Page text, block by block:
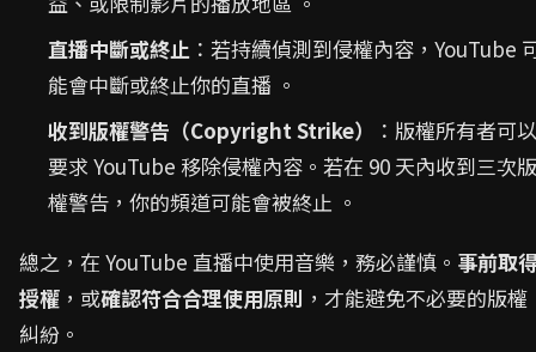
直播中斷或終止 ：若持續偵測到侵權內容，YouTube
能會中斷或終止你的直播 。
收到版權警告（Copyright Strike）
：版權所有者可以
要求 YouTube 移除侵權內容。若在 90 天內收到三次版
權警告，你的頻道可能會被終止 。
總之，在 YouTube 直播中使用音樂，務必謹慎。 事前取
授權 ，或確認符合合理使用原則 ，才能避免不必要的版權
糾紛。